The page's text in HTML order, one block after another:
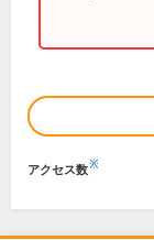
アクセス数※